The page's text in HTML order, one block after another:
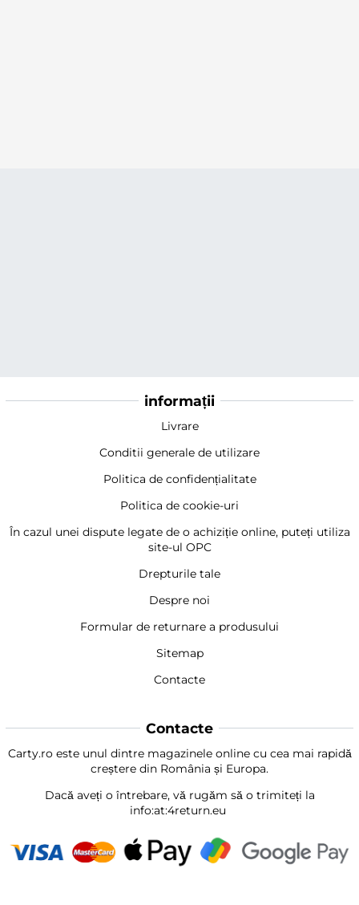
informații
Livrare
Conditii generale de utilizare
Politica de confidențialitate
Politica de cookie-uri
În cazul unei dispute legate de o achiziție online, puteți utiliza
site-ul OPC
Drepturile tale
Despre noi
Formular de returnare a produsului
Sitemap
Contacte
Contacte
Carty.ro este unul dintre magazinele online cu cea mai rapidă
creștere din România și Europa.
Dacă aveți o întrebare, vă rugăm să o trimiteți la
info:at:4return.eu